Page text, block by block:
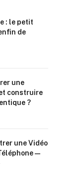
: le petit
de
une
construire
?
une Vidéo
—